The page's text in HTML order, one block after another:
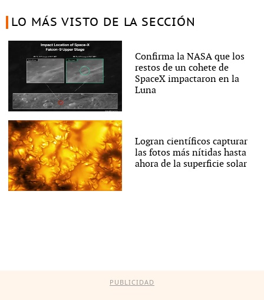
LO MÁS VISTO DE LA SECCIÓN
Confirma la NASA que los
restos de un cohete de
SpaceX impactaron en la
Luna
Logran científicos capturar
las fotos más nítidas hasta
ahora de la superficie solar
PUBLICIDAD